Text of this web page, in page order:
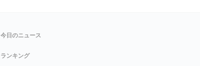
今日のニュース
ランキング